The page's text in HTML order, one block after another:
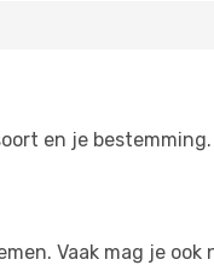
en je
Vaak mag je